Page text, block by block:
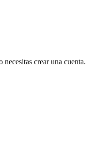
crear una cuenta.